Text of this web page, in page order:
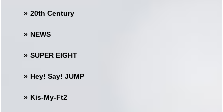
20th Century
NEWS
SUPER EIGHT
Hey! Say! JUMP
Kis-My-Ft2